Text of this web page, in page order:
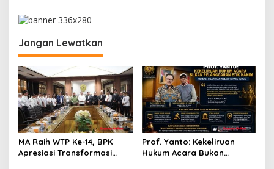
a
s
i
p
o
s
Jangan Lewatkan
MA Raih WTP Ke-14, BPK
Apresiasi Transformasi
Prof. Yanto: Kekeliruan
Hukum Acara Bukan